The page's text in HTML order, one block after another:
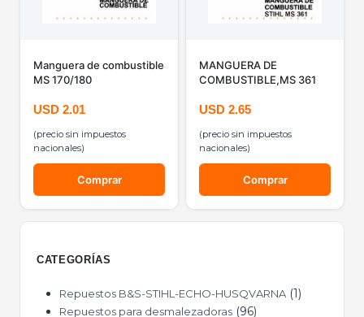
Manguera de combustible
MS 170/180
USD 2.01
(precio sin impuestos
nacionales)
Comprar
MANGUERA DE
COMBUSTIBLE,MS 361
USD 2.65
(precio sin impuestos
nacionales)
Comprar
CATEGORÍAS
Repuestos B&S-STIHL-ECHO-HUSQVARNA 1
Repuestos para desmalezadoras 96